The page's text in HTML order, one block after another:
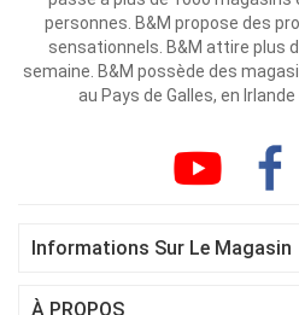
personnes. B&M propose des
sensationnels. B&M attire plus
semaine. B&M possède des
au Pays de Galles, en
Informations Sur Le Magasin
À PROPOS